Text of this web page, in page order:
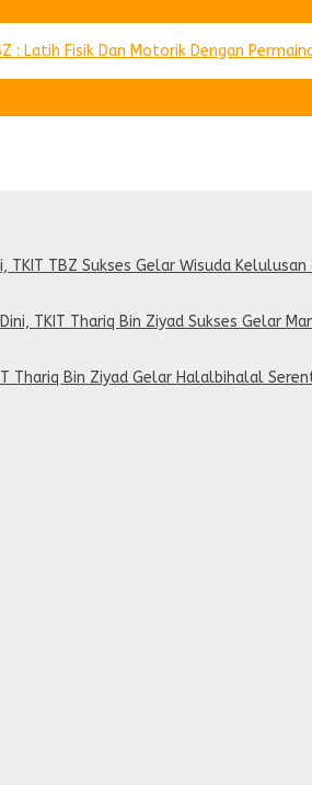
: Latih Fisik Dan Motorik Dengan
TKIT TBZ Sukses Gelar Wisuda
TKIT Thariq Bin Ziyad Sukses Gelar
Thariq Bin Ziyad Gelar Halalbihalal